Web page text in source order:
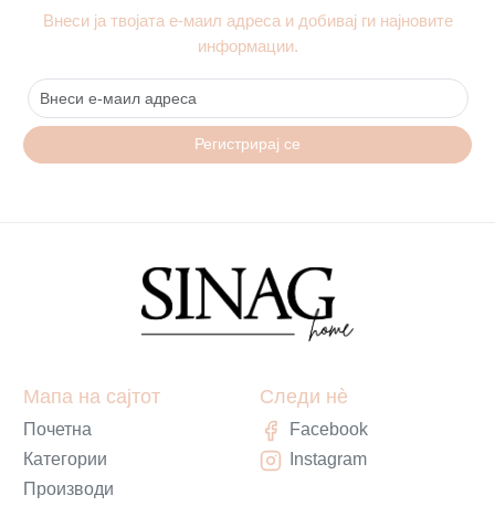
Внеси ја твојата е-маил адреса и добивај ги најновите
информации.
Регистрирај се
Мапа на сајтот
Почетна
Категории
Производи
Следи нè
Facebook
Instagram